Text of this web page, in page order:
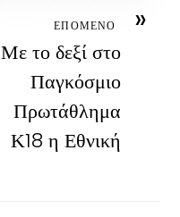
»
ΕΠΟΜΕΝΟ
Με το δεξί στο
Παγκόσμιο
Πρωτάθλημα
Κ18 η Εθνική